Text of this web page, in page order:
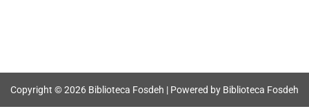
Copyright © 2026 Biblioteca Fosdeh | Powered by Biblioteca Fosdeh